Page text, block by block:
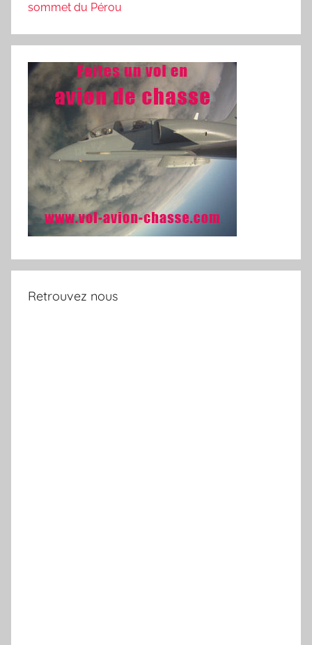
sommet du Pérou
Retrouvez nous